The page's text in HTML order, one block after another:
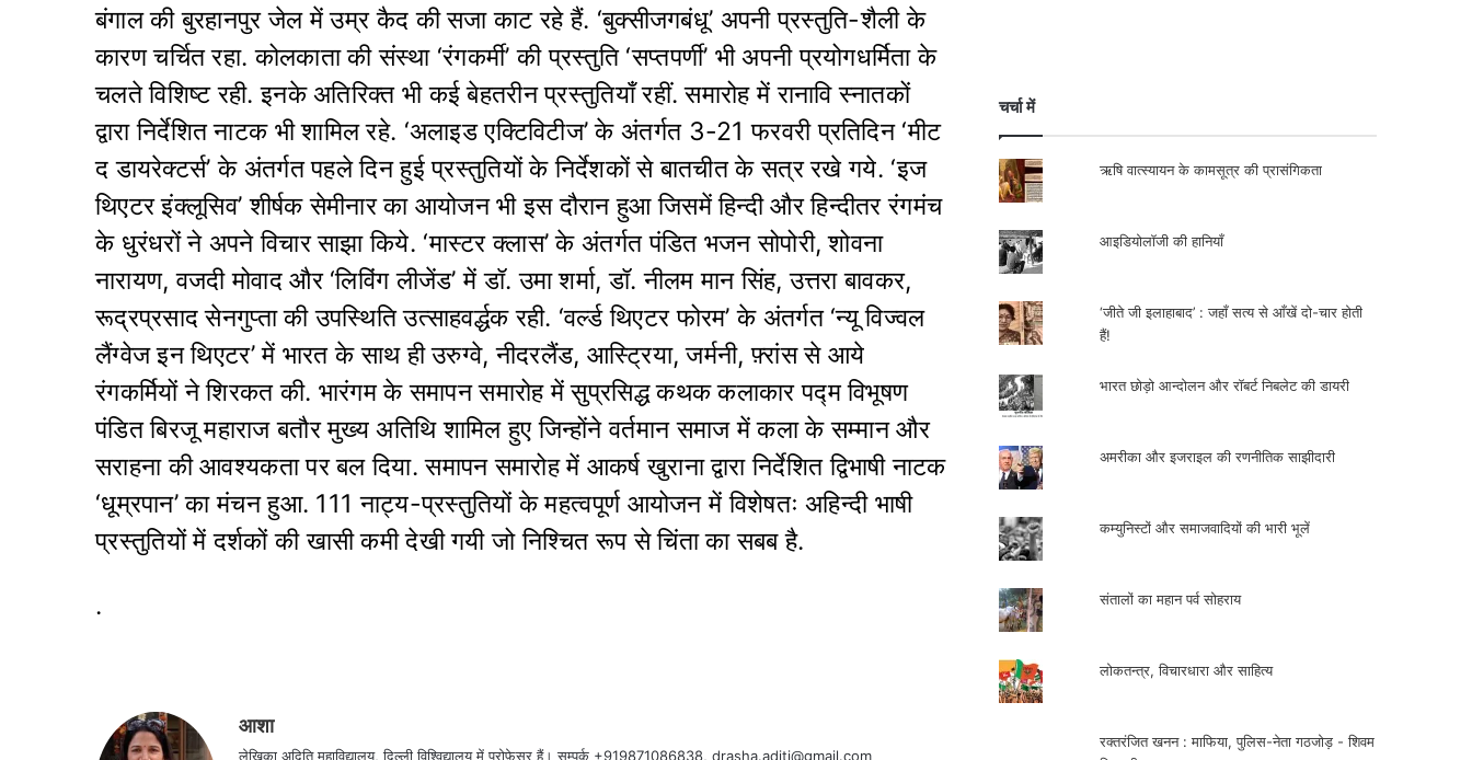
बंगाल की बुरहानपुर जेल में उम्र कैद की सजा काट रहे हैं. ‘बुक्सीजगबंधू’ अपनी प्रस्तुति-शैली के
कारण चर्चित रहा. कोलकाता की संस्था ‘रंगकर्मी’ की प्रस्तुति ‘सप्तपर्णी’ भी अपनी प्रयोगधर्मिता के
चलते विशिष्ट रही. इनके अतिरिक्त भी कई बेहतरीन प्रस्तुतियाँ रहीं. समारोह में रानावि स्नातकों
द्वारा निर्देशित नाटक भी शामिल रहे. ‘अलाइड एक्टिविटीज’ के अंतर्गत 3-21 फरवरी प्रतिदिन ‘मीट
द डायरेक्टर्स’ के अंतर्गत पहले दिन हुई प्रस्तुतियों के निर्देशकों से बातचीत के सत्र रखे गये. ‘इज
थिएटर इंक्लूसिव’ शीर्षक सेमीनार का आयोजन भी इस दौरान हुआ जिसमें हिन्दी और हिन्दीतर रंगमंच
के धुरंधरों ने अपने विचार साझा किये. ‘मास्टर क्लास’ के अंतर्गत पंडित भजन सोपोरी, शोवना
नारायण, वजदी मोवाद और ‘लिविंग लीजेंड’ में डॉ. उमा शर्मा, डॉ. नीलम मान सिंह, उत्तरा बावकर,
रूद्रप्रसाद सेनगुप्ता की उपस्थिति उत्साहवर्द्धक रही. ‘वर्ल्ड थिएटर फोरम’ के अंतर्गत ‘न्यू विज्वल
लैंग्वेज इन थिएटर’ में भारत के साथ ही उरुग्वे, नीदरलैंड, आस्ट्रिया, जर्मनी, फ़्रांस से आये
रंगकर्मियों ने शिरकत की. भारंगम के समापन समारोह में सुप्रसिद्ध कथक कलाकार पद्म विभूषण
पंडित बिरजू महाराज बतौर मुख्य अतिथि शामिल हुए जिन्होंने वर्तमान समाज में कला के सम्मान और
सराहना की आवश्यकता पर बल दिया. समापन समारोह में आकर्ष खुराना द्वारा निर्देशित द्विभाषी नाटक
‘धूम्रपान’ का मंचन हुआ. 111 नाट्य-प्रस्तुतियों के महत्वपूर्ण आयोजन में विशेषतः अहिन्दी भाषी
प्रस्तुतियों में दर्शकों की खासी कमी देखी गयी जो निश्चित रूप से चिंता का सबब है.
.
आशा
लेखिका अदिति महाविद्यालय, दिल्ली विश्विद्यालय में प्रोफ़ेसर हैं। सम्पर्क +919871086838, drasha.aditi@gmail.com
चर्चा में
ऋषि वात्स्यायन के कामसूत्र की प्रासंगिकता
आइडियोलॉजी की हानियाँ
‘जीते जी इलाहाबाद’ : जहाँ सत्य से आँखें दो-चार होती
हैं!
भारत छोड़ो आन्दोलन और रॉबर्ट निबलेट की डायरी
अमरीका और इजराइल की रणनीतिक साझीदारी
कम्युनिस्टों और समाजवादियों की भारी भूलें
संतालों का महान पर्व सोहराय
लोकतन्त्र, विचारधारा और साहित्य
रक्तरंजित खनन : माफिया, पुलिस-नेता गठजोड़ - शिवम